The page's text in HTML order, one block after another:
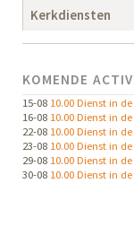
Kerkdiensten
KOMENDE
15-08 10.00 Dienst in
16-08 10.00 Dienst in
22-08 10.00 Dienst in
23-08 10.00 Dienst in
29-08 10.00 Dienst in
30-08 10.00 Dienst in